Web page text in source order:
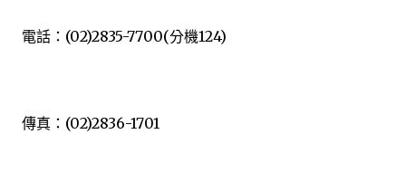
電話：(02)2835-7700(分機124)
傳真：(02)2836-1701